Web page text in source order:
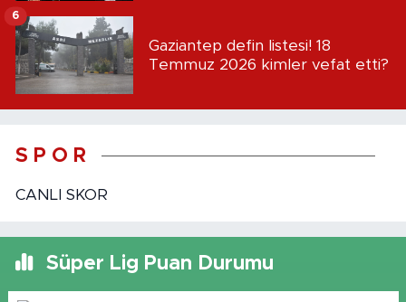
Gaziantep defin listesi! 18
Temmuz 2026 kimler vefat etti?
6
S P O R
CANLI SKOR
Süper Lig Puan Durumu